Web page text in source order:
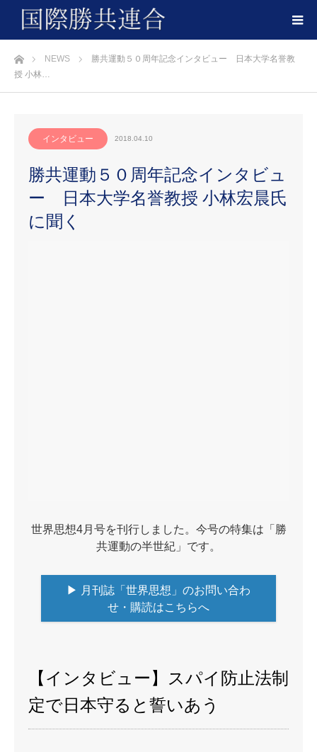
ホームNEWS
勝共運動５０周年記念インタビュー 日本大学名誉教
授 小林…
インタビュー 2018.04.10
勝共運動５０周年記念インタビュ
ー 日本大学名誉教授 小林宏晨氏
に聞く
世界思想4月号を刊行しました。今号の特集は「勝
共運動の半世紀」です。
▶ 月刊誌「世界思想」のお問い合わ
せ・購読はこちらへ
【インタビュー】スパイ防止法制
定で日本守ると誓いあう